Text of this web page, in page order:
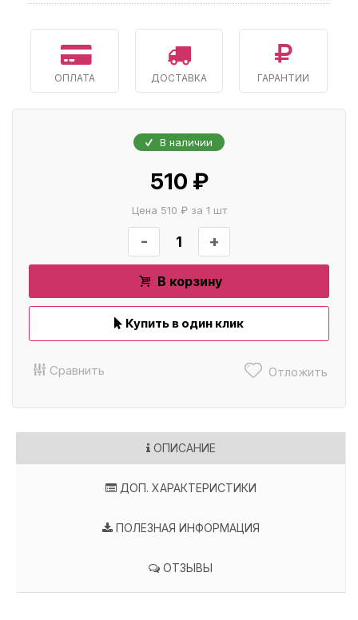
ОПЛАТА ДОСТАВКА ГАРАНТИИ
В наличии
510 ₽
Цена 510 ₽ за 1 шт
- +
В корзину
Купить в один клик
Сравнить Отложить
ОПИСАНИЕ
ДОП. ХАРАКТЕРИСТИКИ
ПОЛЕЗНАЯ ИНФОРМАЦИЯ
ОТЗЫВЫ